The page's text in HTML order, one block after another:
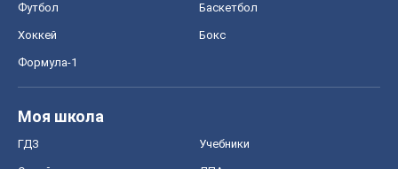
Футбол Баскетбол
Хоккей Бокс
Формула-1
Моя школа
ГДЗ Учебники